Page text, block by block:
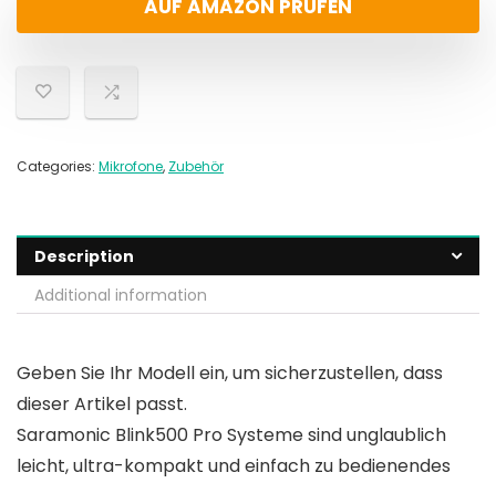
AUF AMAZON PRÜFEN
Categories: Mikrofone, Zubehör
Description
Additional information
Geben Sie Ihr Modell ein, um sicherzustellen, dass
dieser Artikel passt.
Saramonic Blink500 Pro Systeme sind unglaublich
leicht, ultra-kompakt und einfach zu bedienendes